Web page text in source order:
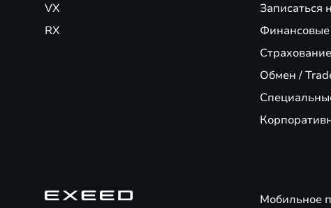
VX
RX
Записаться
Страхование
Обмен /
Мобильное